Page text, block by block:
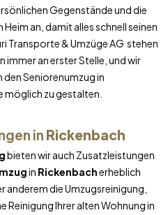
Gegenstände und die
an, damit alles schnell seinen
Transporte & Umzüge AG stehen
immer an erster Stelle, und wir
den Seniorenumzug in
möglich zu gestalten.
in Rickenbach
bieten wir auch Zusatzleistungen
in Rickenbacherheblich
anderem die Umzugsreinigung,
Reinigung Ihrer alten Wohnung in